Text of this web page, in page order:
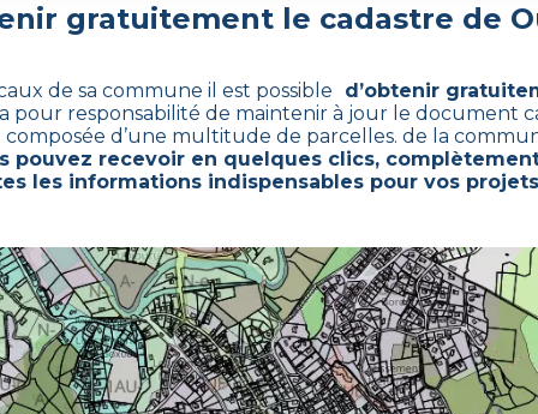
gratuitement le cadastre de
de sa commune il est possible d’obtenir
pour responsabilité de maintenir à jour le document
d’une multitude de parcelles. de la
pouvez recevoir en quelques clics,
les informations indispensables pour vos